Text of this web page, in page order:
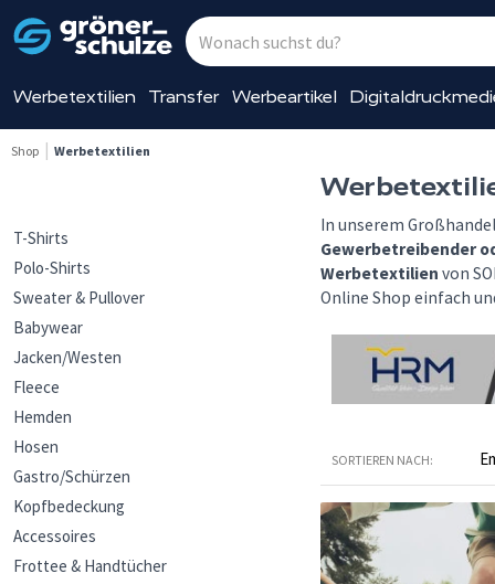
Werbetextilien Transfer Werbeartikel
Shop Werbetextilien
T-Shirts
Polo-Shirts
Sweater & Pullover
Babywear
Jacken/Westen
Fleece
Hemden
Hosen
Gastro/Schürzen
Kopfbedeckung
Accessoires
Frottee & Handtücher
In unserem
Gewerbetreibender
Werbetextilien von
Online Shop einfach
SORTIEREN NACH: